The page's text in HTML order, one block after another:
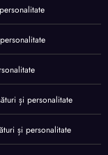
și personalitate
și personalitate